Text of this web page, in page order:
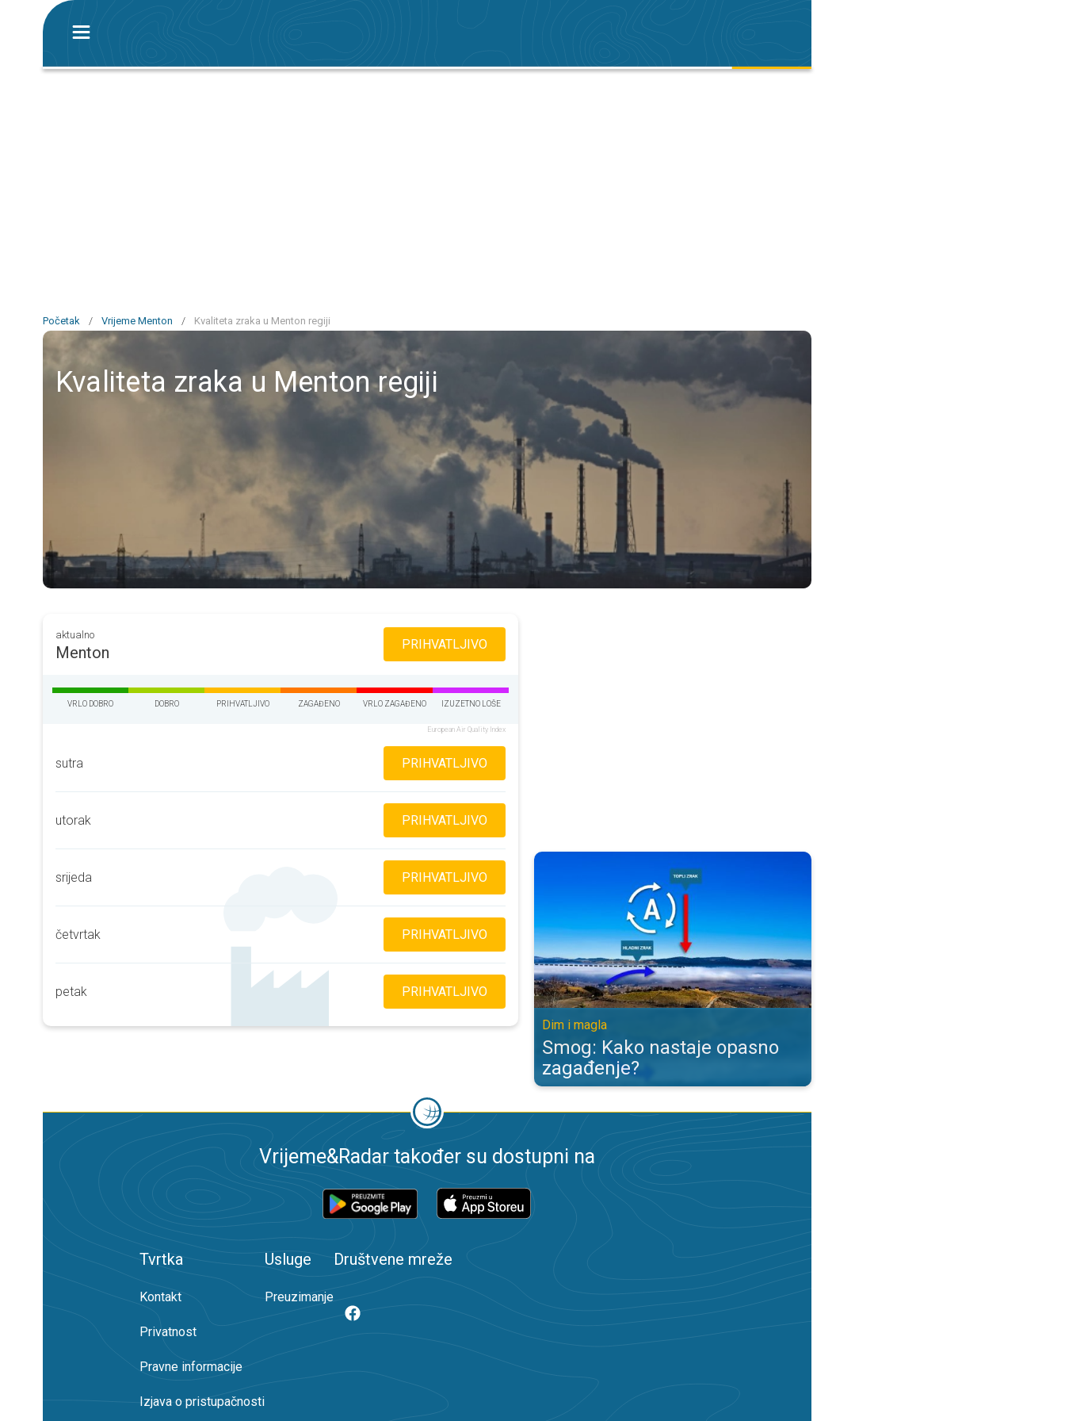
Početak / Vrijeme Menton / Kvaliteta zraka u Menton regiji
Kvaliteta zraka u Menton regiji
aktualno
Menton PRIHVATLJIVO
VRLO DOBRO DOBRO PRIHVATLJIVO ZAGAĐENO VRLO ZAGAĐENO IZUZETNO LOŠE
European Air Quality Index
sutra PRIHVATLJIVO
utorak PRIHVATLJIVO
srijeda PRIHVATLJIVO
četvrtak PRIHVATLJIVO
petak PRIHVATLJIVO
Smog: Kako nastaje opasno zagađenje?. Dim i magla. . .
Dim i magla
Smog: Kako nastaje opasno
zagađenje?
Vrijeme&Radar također su dostupni na
Tvrtka
Kontakt
Privatnost
Pravne informacije
Izjava o pristupačnosti
Usluge
Preuzimanje
Društvene mreže